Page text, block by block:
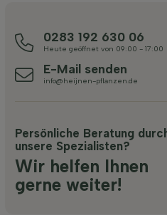
0283 192 630 06
Heute geöffnet von 09:00 - 17:00
E-Mail senden
info@heijnen-pflanzen.de
Persönliche Beratung
unsere Spezialisten?
Wir helfen Ihnen
gerne weiter!